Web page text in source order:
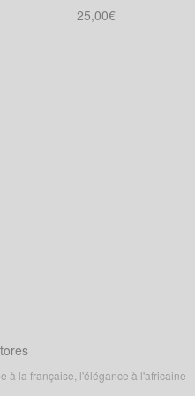
page
25,00€
à la française, l'élégance à l'africaine